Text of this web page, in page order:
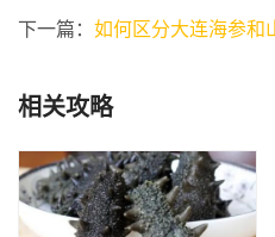
下一篇： 如何区分大连海参和
相关攻略